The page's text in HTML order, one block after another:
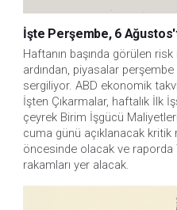
İşte Perşembe, 6
Haftanın başında görülen
ardından, piyasalar
sergiliyor. ABD ekonomik
İşten Çıkarmalar, haftalık İlk
çeyrek Birim İşgücü
cuma günü açıklanacak
öncesinde olacak ve raporda
rakamları yer alacak.